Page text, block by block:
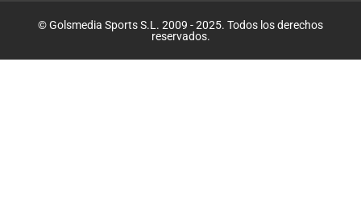
© Golsmedia Sports S.L. 2009 - 2025. Todos los derechos
reservados.